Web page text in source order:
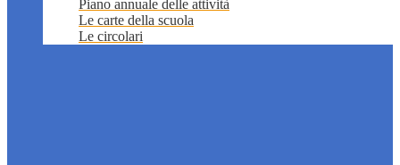
Piano annuale delle attività
Le carte della scuola
Le circolari